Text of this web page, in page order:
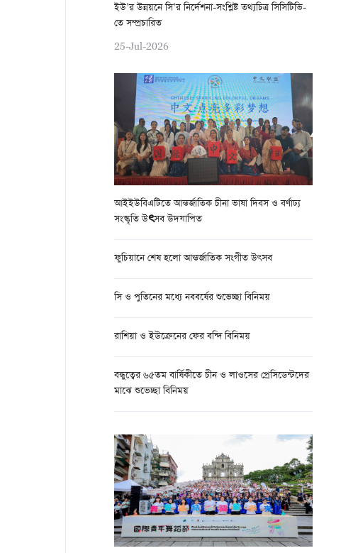
ইউ’র উন্নয়নে সি’র নির্দেশনা-সংশ্লিষ্ট তথ্যচিত্র সিসিটিভি-
তে সম্প্রচারিত
25-Jul-2026
আইইউবিএটিতে আন্তর্জাতিক চীনা ভাষা দিবস ও বর্ণাঢ্য
সংস্কৃতি উৎসব উদযাপিত
ফুচিয়ানে শেষ হলো আন্তর্জাতিক সংগীত উৎসব
সি ও পুতিনের মধ্যে নববর্ষের শুভেচ্ছা বিনিময়
রাশিয়া ও ইউক্রেনের ফের বন্দি বিনিময়
বন্ধুত্বের ৬৫তম বার্ষিকীতে চীন ও লাওসের প্রেসিডেন্টদের
মাঝে শুভেচ্ছা বিনিময়